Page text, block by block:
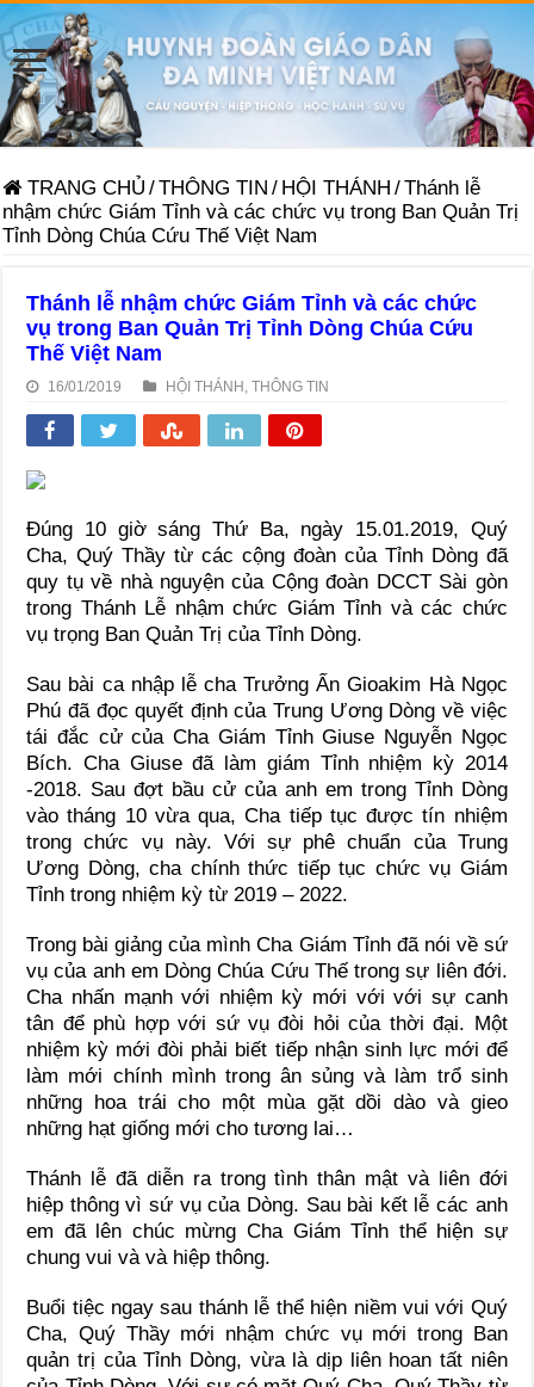
TRANG CHỦ /THÔNG TIN / HỘI THÁNH /Thánh lễ
nhậm chức Giám Tỉnh và các chức vụ trong Ban Quản Trị
Tỉnh Dòng Chúa Cứu Thế Việt Nam
Thánh lễ nhậm chức Giám Tỉnh và các chức
vụ trong Ban Quản Trị Tỉnh Dòng Chúa Cứu
Thế Việt Nam
16/01/2019 HỘI THÁNH ,THÔNG TIN
Đúng 10 giờ sáng Thứ Ba, ngày 15.01.2019, Quý
Cha, Quý Thầy từ các cộng đoàn của Tỉnh Dòng đã
quy tụ về nhà nguyện của Cộng đoàn DCCT Sài gòn
trong Thánh Lễ nhậm chức Giám Tỉnh và các chức
vụ trọng Ban Quản Trị của Tỉnh Dòng.
Sau bài ca nhập lễ cha Trưởng Ấn Gioakim Hà Ngọc
Phú đã đọc quyết định của Trung Ương Dòng về việc
tái đắc cử của Cha Giám Tỉnh Giuse Nguyễn Ngọc
Bích. Cha Giuse đã làm giám Tỉnh nhiệm kỳ 2014
-2018. Sau đợt bầu cử của anh em trong Tỉnh Dòng
vào tháng 10 vừa qua, Cha tiếp tục được tín nhiệm
trong chức vụ này. Với sự phê chuẩn của Trung
Ương Dòng, cha chính thức tiếp tục chức vụ Giám
Tỉnh trong nhiệm kỳ từ 2019 – 2022.
Trong bài giảng của mình Cha Giám Tỉnh đã nói về sứ
vụ của anh em Dòng Chúa Cứu Thế trong sự liên đới.
Cha nhấn mạnh với nhiệm kỳ mới với với sự canh
tân để phù hợp với sứ vụ đòi hỏi của thời đại. Một
nhiệm kỳ mới đòi phải biết tiếp nhận sinh lực mới để
làm mới chính mình trong ân sủng và làm trổ sinh
những hoa trái cho một mùa gặt dồi dào và gieo
những hạt giống mới cho tương lai…
Thánh lễ đã diễn ra trong tình thân mật và liên đới
hiệp thông vì sứ vụ của Dòng. Sau bài kết lễ các anh
em đã lên chúc mừng Cha Giám Tỉnh thể hiện sự
chung vui và và hiệp thông.
Buổi tiệc ngay sau thánh lễ thể hiện niềm vui với Quý
Cha, Quý Thầy mới nhậm chức vụ mới trong Ban
quản trị của Tỉnh Dòng, vừa là dịp liên hoan tất niên